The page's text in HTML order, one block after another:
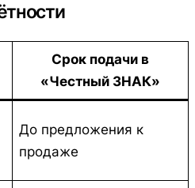
Срок подачи в
«Честный ЗНАК»
До предложения к
продаже